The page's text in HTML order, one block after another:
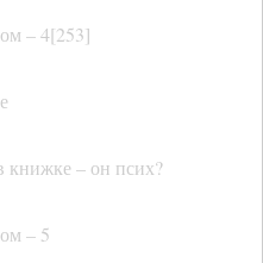
– 4[253]
книжке – он псих?
– 5